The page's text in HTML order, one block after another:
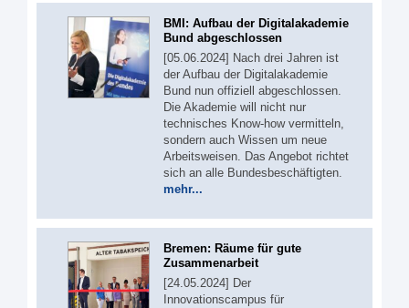
BMI: Aufbau der Digitalakademie
Bund abgeschlossen
[05.06.2024] Nach drei Jahren ist
der Aufbau der Digitalakademie
Bund nun offiziell abgeschlossen.
Die Akademie will nicht nur
technisches Know-how vermitteln,
sondern auch Wissen um neue
Arbeitsweisen. Das Angebot richtet
sich an alle Bundesbeschäftigten.
mehr...
Bremen: Räume für gute
Zusammenarbeit
[24.05.2024] Der
Innovationscampus für